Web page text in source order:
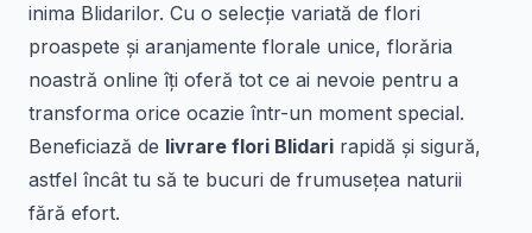
inima Blidarilor. Cu o selecție variată de flori
proaspete și aranjamente florale unice, florăria
noastră online îți oferă tot ce ai nevoie pentru a
transforma orice ocazie într-un moment special.
Beneficiază de livrare flori Blidari rapidă și sigură,
astfel încât tu să te bucuri de frumusețea naturii
fără efort.